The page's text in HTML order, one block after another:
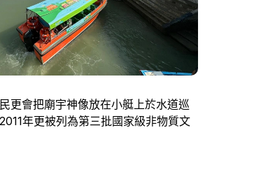
更會把廟宇神像放在小艇上於水道巡
年更被列為第三批國家級非物質文